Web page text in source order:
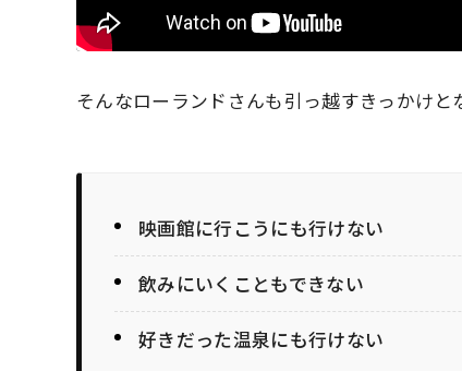
そんなローランドさんも引っ越すきっかけと
映画館に行こうにも行けない
飲みにいくこともできない
好きだった温泉にも行けない